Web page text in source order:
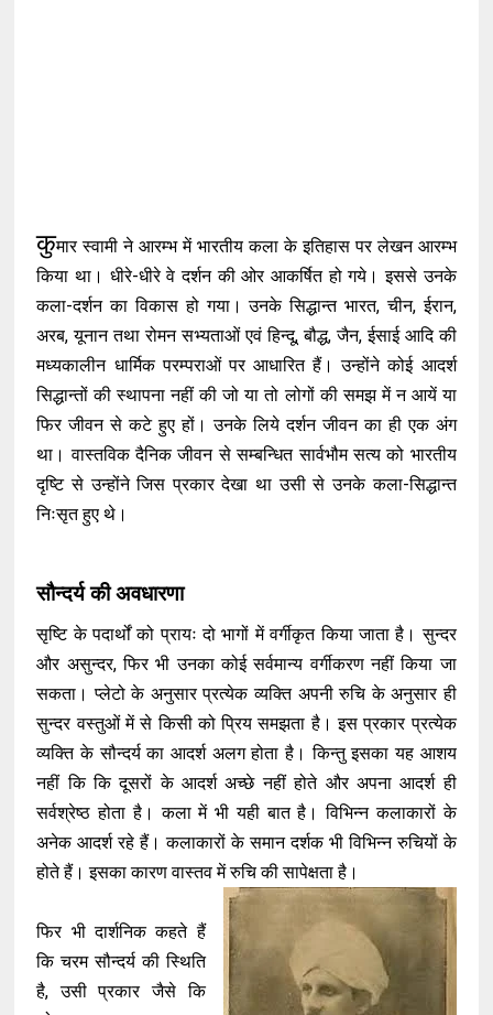
कुमार स्वामी ने आरम्भ में भारतीय कला के इतिहास पर लेखन आरम्भ
किया था। धीरे-धीरे वे दर्शन की ओर आकर्षित हो गये। इससे उनके
कला-दर्शन का विकास हो गया। उनके सिद्धान्त भारत, चीन, ईरान,
अरब, यूनान तथा रोमन सभ्यताओं एवं हिन्दू, बौद्ध, जैन, ईसाई आदि की
मध्यकालीन धार्मिक परम्पराओं पर आधारित हैं। उन्होंने कोई आदर्श
सिद्धान्तों की स्थापना नहीं की जो या तो लोगों की समझ में न आयें या
फिर जीवन से कटे हुए हों। उनके लिये दर्शन जीवन का ही एक अंग
था। वास्तविक दैनिक जीवन से सम्बन्धित सार्वभौम सत्य को भारतीय
दृष्टि से उन्होंने जिस प्रकार देखा था उसी से उनके कला-सिद्धान्त
निःसृत हुए थे।
सौन्दर्य की अवधारणा
सृष्टि के पदार्थों को प्रायः दो भागों में वर्गीकृत किया जाता है। सुन्दर
और असुन्दर, फिर भी उनका कोई सर्वमान्य वर्गीकरण नहीं किया जा
सकता। प्लेटो के अनुसार प्रत्येक व्यक्ति अपनी रुचि के अनुसार ही
सुन्दर वस्तुओं में से किसी को प्रिय समझता है। इस प्रकार प्रत्येक
व्यक्ति के सौन्दर्य का आदर्श अलग होता है। किन्तु इसका यह आशय
नहीं कि कि दूसरों के आदर्श अच्छे नहीं होते और अपना आदर्श ही
सर्वश्रेष्ठ होता है। कला में भी यही बात है। विभिन्न कलाकारों के
अनेक आदर्श रहे हैं। कलाकारों के समान दर्शक भी विभिन्न रुचियों के
होते हैं। इसका कारण वास्तव में रुचि की सापेक्षता है।
फिर भी दार्शनिक कहते हैं
कि चरम सौन्दर्य की स्थिति
है, उसी प्रकार जैसे कि